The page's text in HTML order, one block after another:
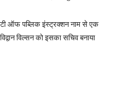
ऑफ पब्लिक इंस्ट्रक्शन नाम से एक
विल्सन को इसका सचिव बनाया